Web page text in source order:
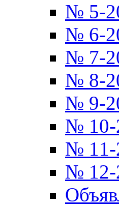
№ 5-
№ 6-
№ 7-
№ 8-
№ 9-
№ 10-
№ 11-
№ 12-